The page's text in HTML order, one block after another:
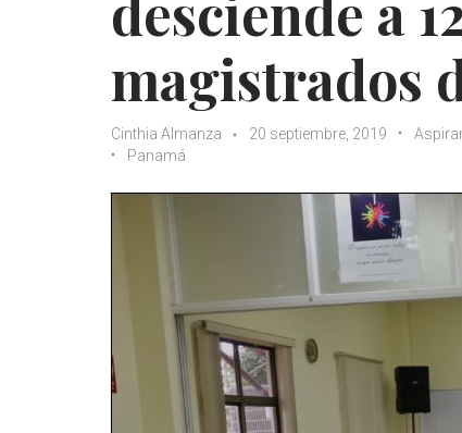
magistrados
Cinthia Almanza 20 septiembre, 2019
Panamá